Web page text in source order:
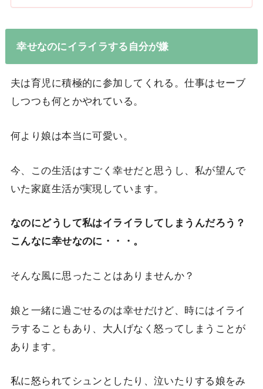
幸せなのにイライラする自分が嫌
夫は育児に積極的に参加してくれる。仕事はセーブ
しつつも何とかやれている。
何より娘は本当に可愛い。
今、この生活はすごく幸せだと思うし、私が望んで
いた家庭生活が実現しています。
なのにどうして私はイライラしてしまうんだろう？
こんなに幸せなのに・・・。
そんな風に思ったことはありませんか？
娘と一緒に過ごせるのは幸せだけど、時にはイライ
ラすることもあり、大人げなく怒ってしまうことが
あります。
私に怒られてシュンとしたり、泣いたりする娘をみ